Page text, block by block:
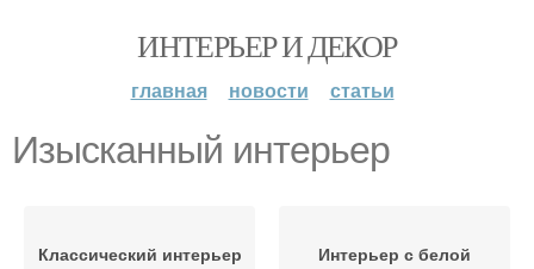
ИНТЕРЬЕР И ДЕКОР
главная новости статьи
Изысканный интерьер
Классический интерьер Интерьер с белой